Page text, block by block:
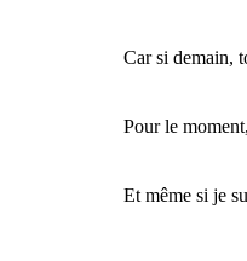
Car si demain,
Pour le
Et même si je